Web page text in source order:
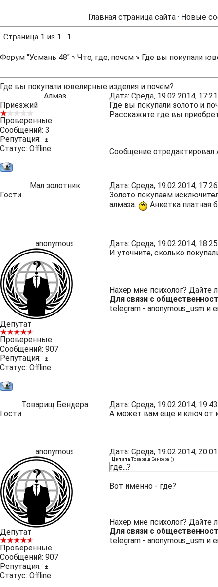
Главная страница сайта · Новые
Страница 1 из 1 1
Форум "Усмань 48" » Что, где, почем » Где вы покупали
Где вы покупали ювелирные изделия и почем?
Алмаз
Дата: Среда, 19.02.2014,
Приезжий
Проверенные
Сообщений: 3
Репутация:
±
Статус: Offline
Где вы покупали золото и
Расскажите где вы
Сообщение отредактировал
Мал золотник
Дата: Среда, 19.02.2014,
Гости
Золото покупаем
алмаза.
Анкетка платная
anonymous Дата: Среда, 19.02.2014,
Депутат
Проверенные
Сообщений: 907
Репутация:
±
Статус: Offline
И уточните, сколько
Нахер мне психолог? Дайте
Для связи с
telegram - anonymous_usm и
Товарищ Бендера
Дата: Среда, 19.02.2014,
Гости
А может вам еще и ключ от
anonymous Дата: Среда, 19.02.2014,
Депутат
Проверенные
Сообщений: 907
Репутация:
±
Статус: Offline
Цитата Товарищ Бендера ()
где...?
Вот именно - где?
Нахер мне психолог? Дайте
Для связи с
telegram - anonymous_usm и